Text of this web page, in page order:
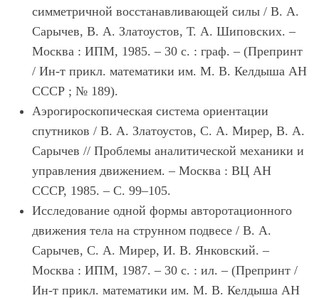
симметричной восстанавливающей силы / В. А.
Сарычев, В. А. Златоустов, Т. А. Шиповских. –
Москва : ИПМ, 1985. – 30 с. : граф. – (Препринт
/ Ин-т прикл. математики им. М. В. Келдыша АН
СССР ; № 189).
Аэрогироскопическая система ориентации
спутников / В. А. Златоустов, С. А. Мирер, В. А.
Сарычев // Проблемы аналитической механики и
управления движением. – Москва : ВЦ АН
СССР, 1985. – С. 99–105.
Исследование одной формы авторотационного
движения тела на струнном подвесе / В. А.
Сарычев, С. А. Мирер, И. В. Янковский. –
Москва : ИПМ, 1987. – 30 с. : ил. – (Препринт /
Ин-т прикл. математики им. М. В. Келдыша АН